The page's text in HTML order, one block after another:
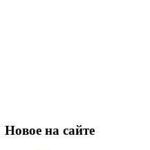
Новое на сайте